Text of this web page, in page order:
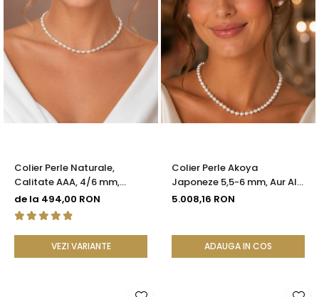
Colier Perle Naturale,
Calitate AAA, 4/6 mm,
Ovale, Închizătoare Argint
925 | KASKADDA®
de la 494,00 RON
VEZI VARIANTE
Colier Perle Akoya
Japoneze 5,5-6 mm, Aur Alb
14K cu Închizătoare
5.008,16 RON
ADAUGA IN COS